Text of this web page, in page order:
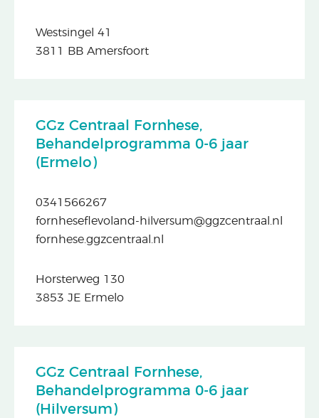
Westsingel 41
3811 BB Amersfoort
GGz Centraal Fornhese,
Behandelprogramma 0-6 jaar
(Ermelo)
0341566267
fornheseflevoland-hilversum@ggzcentraal.nl
fornhese.ggzcentraal.nl
Horsterweg 130
3853 JE Ermelo
GGz Centraal Fornhese,
Behandelprogramma 0-6 jaar
(Hilversum)